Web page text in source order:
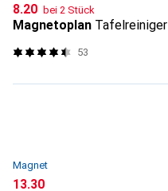
CHF
8.20 bei 2 Stück
Magnetoplan Tafelreiniger
53
Magnet
CHF
13.30